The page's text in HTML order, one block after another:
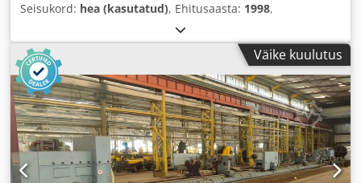
Seisukord: hea (kasutatud), Ehitusaasta: 1998,
Väike kuulutus